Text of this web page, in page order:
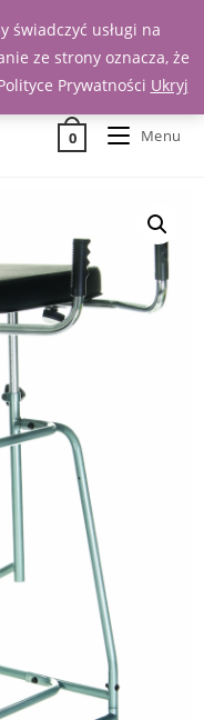
0 Menu
świadczyć usługi na
ze strony oznacza, że
Prywatności Ukryj